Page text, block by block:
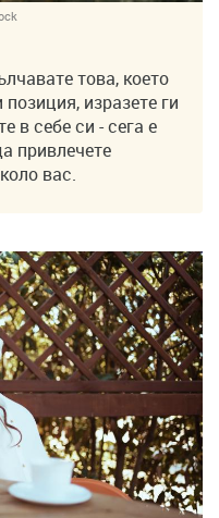
това, което
изразете ги
в себе си - сега е
привлечете
вас.